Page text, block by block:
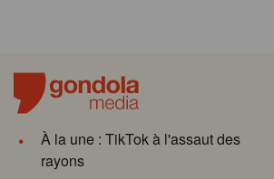
À la une : TikTok à l'assaut des
rayons